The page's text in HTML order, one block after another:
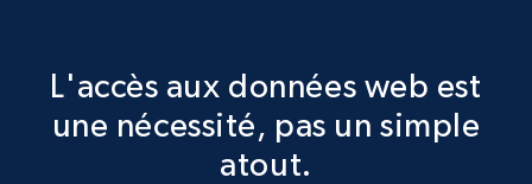
L'accès aux données web est
une nécessité, pas un simple
atout.